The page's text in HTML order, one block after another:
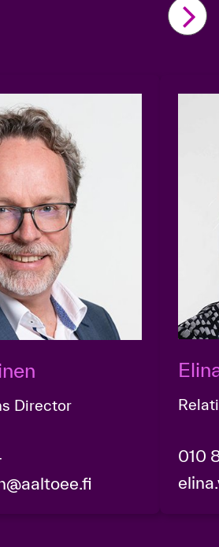
Director
010